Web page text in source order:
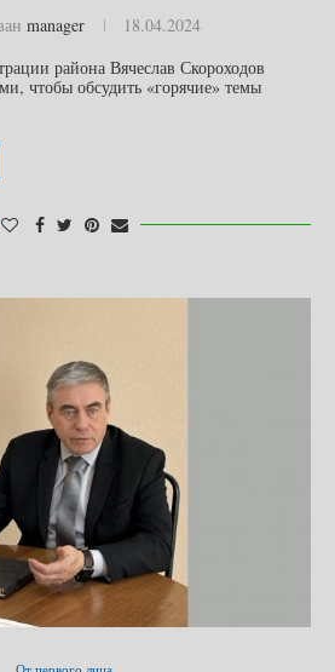
manager
18.04.2024
района Вячеслав Скороходов
чтобы обсудить «горячие» темы